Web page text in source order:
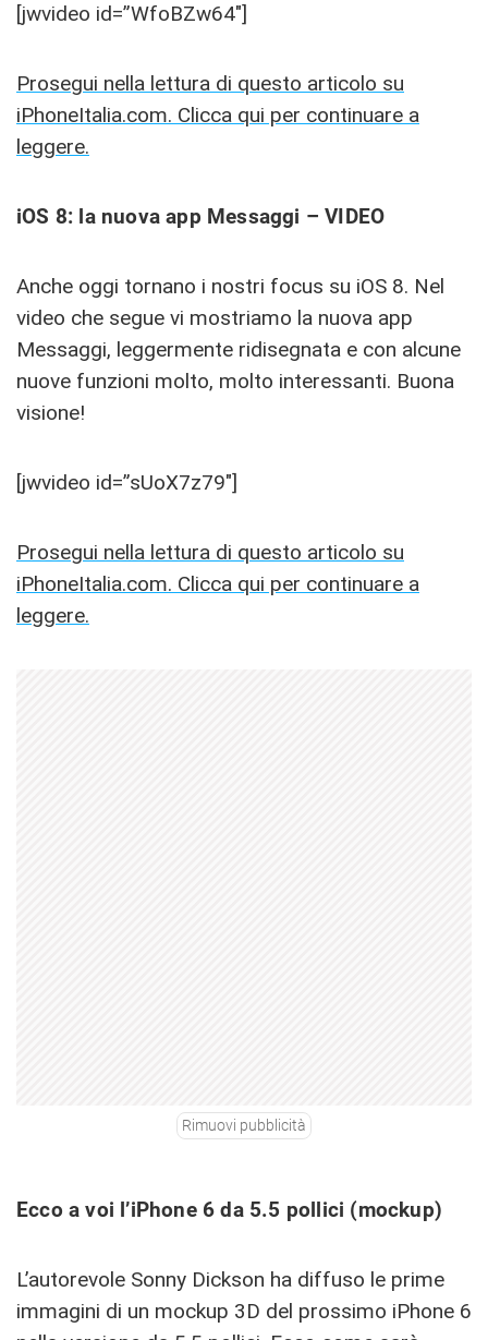
[jwvideo id=”WfoBZw64″]
Prosegui nella lettura di questo articolo su
iPhoneItalia.com. Clicca qui per continuare a
leggere.
iOS 8: la nuova app Messaggi – VIDEO
Anche oggi tornano i nostri focus su iOS 8. Nel
video che segue vi mostriamo la nuova app
Messaggi, leggermente ridisegnata e con alcune
nuove funzioni molto, molto interessanti. Buona
visione!
[jwvideo id=”sUoX7z79″]
Prosegui nella lettura di questo articolo su
iPhoneItalia.com. Clicca qui per continuare a
leggere.
Rimuovi pubblicità
Ecco a voi l’iPhone 6 da 5.5 pollici (mockup)
L’autorevole Sonny Dickson ha diffuso le prime
immagini di un mockup 3D del prossimo iPhone 6